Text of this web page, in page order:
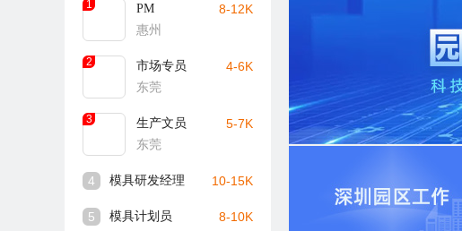
1
PM
惠州
8-12K
2
市场专员
东莞
4-6K
3
生产文员
东莞
5-7K
4 模具研发经理 10-15K
5 模具计划员 8-10K